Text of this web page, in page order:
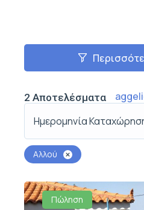
2 Αποτελέσματα
Ημερομηνία
Αλλού
Πώληση